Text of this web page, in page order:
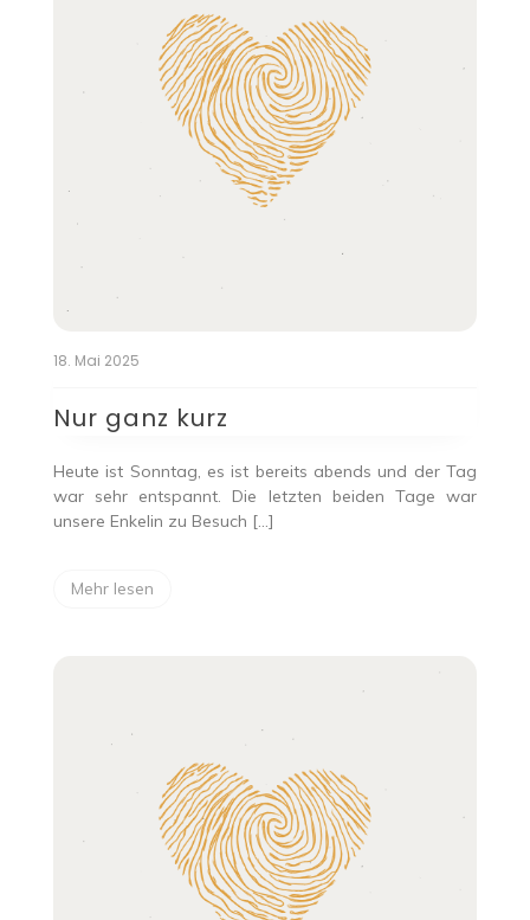
18. Mai 2025
Nur ganz kurz
Heute ist Sonntag, es ist bereits abends und der Tag
war sehr entspannt. Die letzten beiden Tage war
unsere Enkelin zu Besuch […]
Mehr lesen